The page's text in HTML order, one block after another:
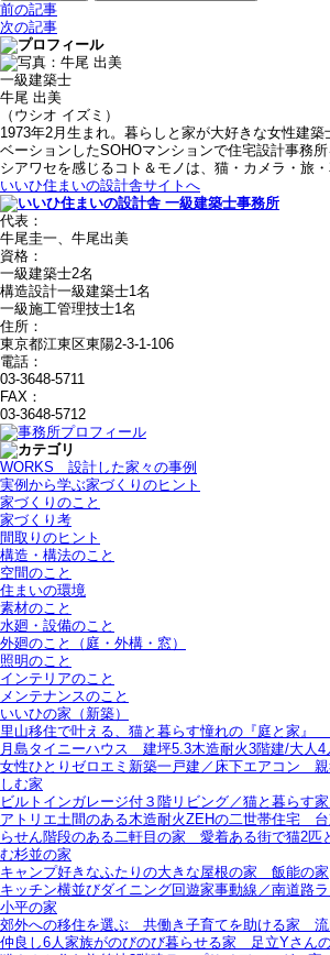
前の記事
次の記事
一級建築士
牛尾 出美
（ウシオ イズミ）
1973年2月生まれ。暮らしと家が大好きな女性建築
ベーションしたSOHOマンションで住宅設計事務所
シアワセを感じるコト＆モノは、猫・カメラ・旅
いいひ住まいの設計舎サイトへ
代表：
牛尾圭一、牛尾出美
資格：
一級建築士2名
構造設計一級建築士1名
一級施工管理技士1名
住所：
東京都江東区東陽2-3-1-106
電話：
03-3648-5711
FAX：
03-3648-5712
WORKS＿設計した家々の事例
実例から学ぶ家づくりのヒント
家づくりのこと
家づくり考
間取りのヒント
構造・構法のこと
空間のこと
住まいの環境
素材のこと
水廻・設備のこと
外廻のこと（庭・外構・窓）
照明のこと
インテリアのこと
メンテナンスのこと
いいひの家（新築）
里山移住で叶える、猫と暮らす憧れの『庭と家』
月島タイニーハウス＿建坪5.3木造耐火3階建/大人
女性ひとりゼロエミ新築一戸建／床下エアコン＿
しむ家
ビルトインガレージ付３階リビング／猫と暮らす
アトリエ土間のある木造耐火ZEHの二世帯住宅＿
らせん階段のある二軒目の家＿愛着ある街で猫2匹
む杉並の家
キャンプ好きなふたりの大きな屋根の家＿飯能の家
キッチン横並びダイニング回遊家事動線／南道路ラ
小平の家
郊外への移住を選ぶ＿共働き子育てを助ける家＿
仲良し6人家族がのびのび暮らせる家＿足立Yさん